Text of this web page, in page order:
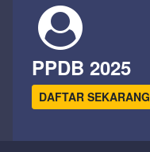
PPDB 2025
DAFTAR SEKARANG